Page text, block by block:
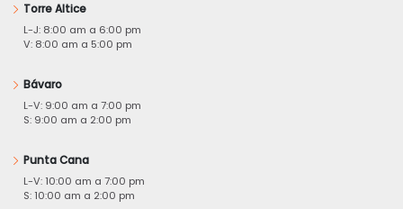
Torre Altice
L-J: 8:00 am a 6:00 pm
V: 8:00 am a 5:00 pm
Bávaro
L-V: 9:00 am a 7:00 pm
S: 9:00 am a 2:00 pm
Punta Cana
L-V: 10:00 am a 7:00 pm
S: 10:00 am a 2:00 pm